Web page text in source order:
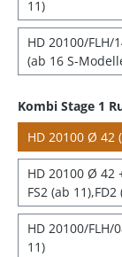
11)
HD 20100/FLH/
(ab 16 S-
Kombi Stage 1
HD 20100 Ø 42
HD 20100 Ø 42
FS2 (ab
HD 20100/
11)